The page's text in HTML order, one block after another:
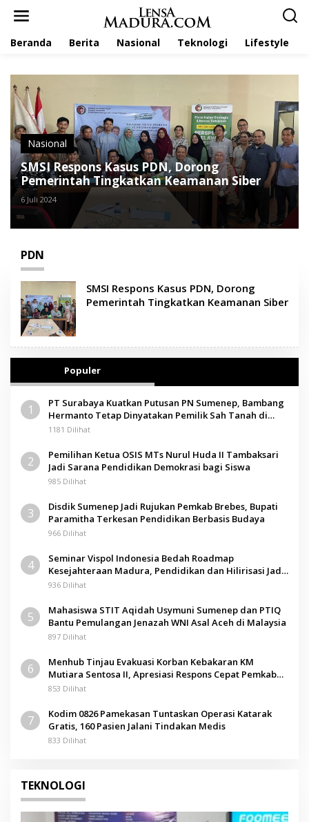
Beranda Berita Nasional Teknologi Lifestyle
Nasional
SMSI Respons Kasus PDN, Dorong
Pemerintah Tingkatkan Keamanan Siber
6 Juli 2024
PDN
SMSI Respons Kasus PDN, Dorong
Pemerintah Tingkatkan Keamanan Siber
Populer
1
PT Surabaya Kuatkan Putusan PN Sumenep, Bambang
Hermanto Tetap Dinyatakan Pemilik Sah Tanah di
Pamolokan
1181 Dilihat
2
Pemilihan Ketua OSIS MTs Nurul Huda II Tambaksari
Jadi Sarana Pendidikan Demokrasi bagi Siswa
985 Dilihat
3
Disdik Sumenep Jadi Rujukan Pemkab Brebes, Bupati
Paramitha Terkesan Pendidikan Berbasis Budaya
966 Dilihat
4
Seminar Vispol Indonesia Bedah Roadmap
Kesejahteraan Madura, Pendidikan dan Hilirisasi Jadi
Kunci
936 Dilihat
5
Mahasiswa STIT Aqidah Usymuni Sumenep dan PTIQ
Bantu Pemulangan Jenazah WNI Asal Aceh di Malaysia
897 Dilihat
6
Menhub Tinjau Evakuasi Korban Kebakaran KM
Mutiara Sentosa II, Apresiasi Respons Cepat Pemkab
Sumenep
853 Dilihat
7
Kodim 0826 Pamekasan Tuntaskan Operasi Katarak
Gratis, 160 Pasien Jalani Tindakan Medis
833 Dilihat
TEKNOLOGI